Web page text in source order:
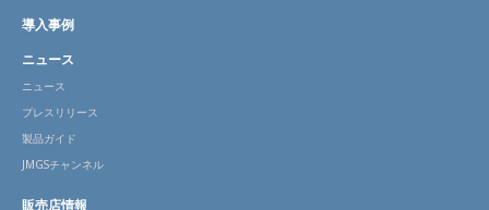
導入事例
ニュース
ニュース
プレスリリース
製品ガイド
JMGSチャンネル
販売店情報